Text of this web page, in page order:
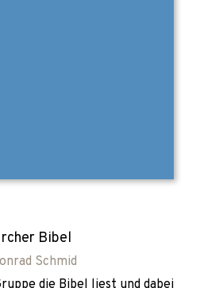
Bibel
Schmid
die Bibel liest und dabei